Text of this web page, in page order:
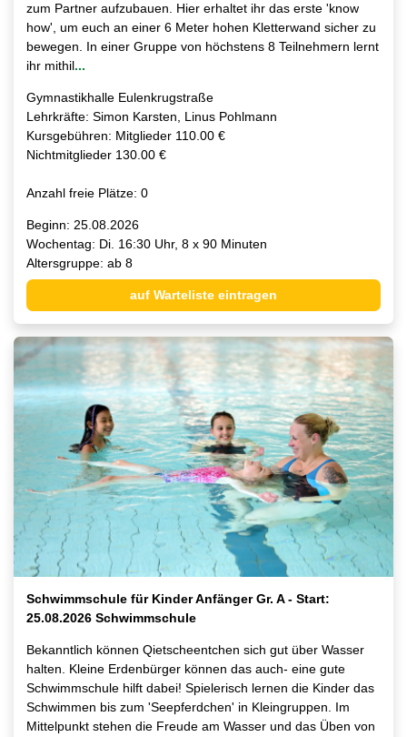
zum Partner aufzubauen. Hier erhaltet ihr das erste 'know
how', um euch an einer 6 Meter hohen Kletterwand sicher zu
bewegen. In einer Gruppe von höchstens 8 Teilnehmern lernt
ihr mithil...
Gymnastikhalle Eulenkrugstraße
Lehrkräfte: Simon Karsten, Linus Pohlmann
Kursgebühren: Mitglieder 110.00 €
Nichtmitglieder 130.00 €
Anzahl freie Plätze: 0
Beginn: 25.08.2026
Wochentag: Di. 16:30 Uhr, 8 x 90 Minuten
Altersgruppe: ab 8
auf Warteliste eintragen
Schwimmschule für Kinder Anfänger Gr. A - Start:
25.08.2026 Schwimmschule
Bekanntlich können Qietscheentchen sich gut über Wasser
halten. Kleine Erdenbürger können das auch- eine gute
Schwimmschule hilft dabei! Spielerisch lernen die Kinder das
Schwimmen bis zum 'Seepferdchen' in Kleingruppen. Im
Mittelpunkt stehen die Freude am Wasser und das Üben von